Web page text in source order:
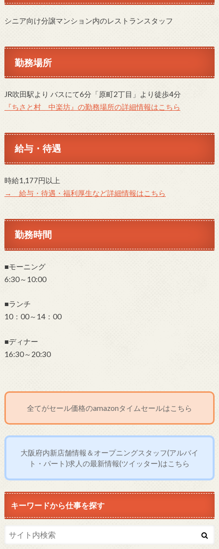
シニア向け分譲マンション内のレストランスタッフ
勤務場所
JR吹田駅より バスにて6分「原町2丁目」より徒歩4分
『ちさと村 中楽坊』の勤務場所の詳細情報はこちら
給与・待遇
時給1,177円以上
→ 給与・待遇・福利厚生など詳細情報はこちら
勤務時間
■モーニング
6:30～10:00
■ランチ
10：00～14：00
■ディナー
16:30～20:30
全てがセール価格のamazonタイムセールはこちら
大阪府内新店舗情報＆オープニングスタッフ(アルバイ
ト・パート)求人の最新情報(ツイッター)はこちら
キーワードから仕事を探す